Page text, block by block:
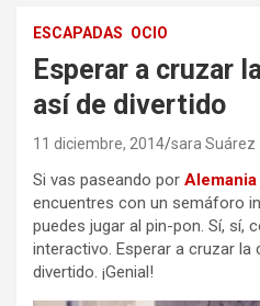
ESCAPADAS OCIO
Esperar a cruzar
así de divertido
11 diciembre, 2014 sara Suárez
Si vas paseando por Alemania
encuentres con un semáforo
puedes jugar al pin-pon. Sí, sí,
interactivo. Esperar a cruzar la
divertido. ¡Genial!